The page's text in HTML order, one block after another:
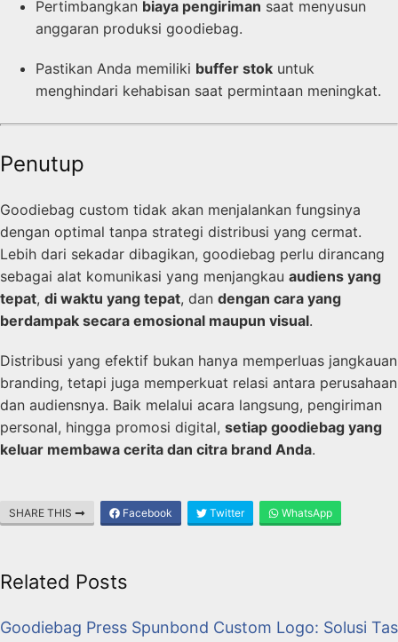
Pertimbangkan biaya pengiriman saat menyusun
anggaran produksi goodiebag.
Pastikan Anda memiliki buffer stok untuk
menghindari kehabisan saat permintaan meningkat.
Penutup
Goodiebag custom tidak akan menjalankan fungsinya
dengan optimal tanpa strategi distribusi yang cermat.
Lebih dari sekadar dibagikan, goodiebag perlu dirancang
sebagai alat komunikasi yang menjangkau audiens yang
tepat, di waktu yang tepat, dan dengan cara yang
berdampak secara emosional maupun visual.
Distribusi yang efektif bukan hanya memperluas jangkauan
branding, tetapi juga memperkuat relasi antara perusahaan
dan audiensnya. Baik melalui acara langsung, pengiriman
personal, hingga promosi digital, setiap goodiebag yang
keluar membawa cerita dan citra brand Anda.
SHARE THIS Facebook Twitter WhatsApp
Related Posts
Goodiebag Press Spunbond Custom Logo: Solusi Tas